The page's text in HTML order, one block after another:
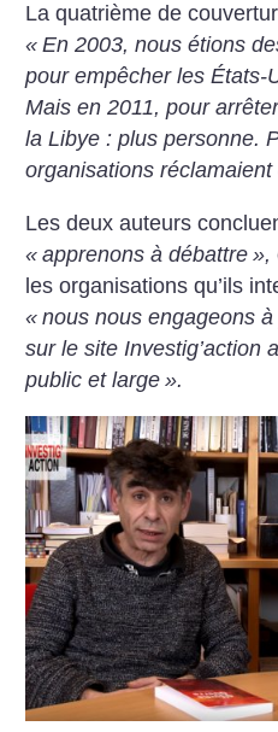
La quatrième de
« En 2003, nous étions
pour empêcher les États-
Mais en 2011, pour
la Libye : plus personne.
organisations
Les deux auteurs
« apprenons à débattre »,
les organisations qu’ils
« nous nous engageons
sur le site Investig’action
public et large ».